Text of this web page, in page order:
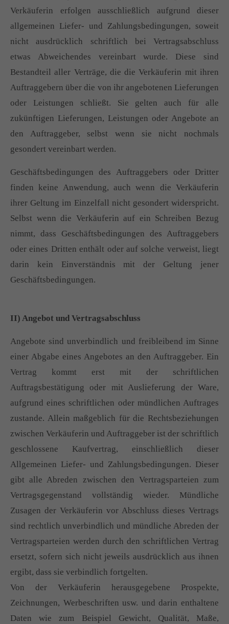
+44 1234 567 890
Drop us a line
About us
Lorem ipsum dolor sit amet, consectetuer adipiscing
Aenean commodo ligula eget dolor. Aenean massa.
Cum sociis natoque penatibus et magnis dis parturient
ultricies nec.
Verkäuferin erfolgen ausschließlich aufgrund dieser
allgemeinen Liefer- und Zahlungsbedingungen, soweit
nicht ausdrücklich schriftlich bei Vertragsabschluss
etwas Abweichendes vereinbart wurde. Diese sind
Bestandteil aller Verträge, die die Verkäuferin mit ihren
Auftraggebern über die von ihr angebotenen Lieferungen
oder Leistungen schließt. Sie gelten auch für alle
zukünftigen Lieferungen, Leistungen oder Angebote an
den Auftraggeber, selbst wenn sie nicht nochmals
gesondert vereinbart werden.
Geschäftsbedingungen des Auftraggebers oder Dritter
finden keine Anwendung, auch wenn die Verkäuferin
ihrer Geltung im Einzelfall nicht gesondert widerspricht.
Selbst wenn die Verkäuferin auf ein Schreiben Bezug
nimmt, dass Geschäftsbedingungen des Auftraggebers
oder eines Dritten enthält oder auf solche verweist, liegt
darin kein Einverständnis mit der Geltung jener
Geschäftsbedingungen.
II) Angebot und Vertragsabschluss
Angebote sind unverbindlich und freibleibend im Sinne
einer Abgabe eines Angebotes an den Auftraggeber. Ein
Vertrag kommt erst mit der schriftlichen
Auftragsbestätigung oder mit Auslieferung der Ware,
aufgrund eines schriftlichen oder mündlichen Auftrages
zustande. Allein maßgeblich für die Rechtsbeziehungen
zwischen Verkäuferin und Auftraggeber ist der schriftlich
geschlossene Kaufvertrag, einschließlich dieser
Allgemeinen Liefer- und Zahlungsbedingungen. Dieser
gibt alle Abreden zwischen den Vertragsparteien zum
Vertragsgegenstand vollständig wieder. Mündliche
Zusagen der Verkäuferin vor Abschluss dieses Vertrags
sind rechtlich unverbindlich und mündliche Abreden der
Vertragsparteien werden durch den schriftlichen Vertrag
ersetzt, sofern sich nicht jeweils ausdrücklich aus ihnen
ergibt, dass sie verbindlich fortgelten.
Von der Verkäuferin herausgegebene Prospekte,
Zeichnungen, Werbeschriften usw. und darin enthaltene
Daten wie zum Beispiel Gewicht, Qualität, Maße,